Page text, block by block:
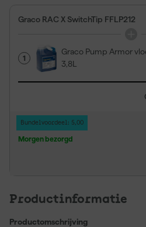
Graco RAC X SwitchTip FFLP212
1
Graco Pump Armor
3,8L
Bundelvoordeel: 5,00
Morgen bezorgd
Productinformatie
Productomschrijving